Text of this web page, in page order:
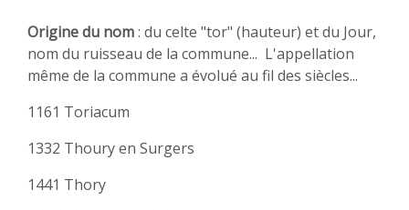
Origine du nom: du celte "tor" (hauteur) et du Jour,
nom du ruisseau de la commune... L'appellation
même de la commune a évolué au fil des siècles...
1161 Toriacum
1332 Thoury en Surgers
1441 Thory